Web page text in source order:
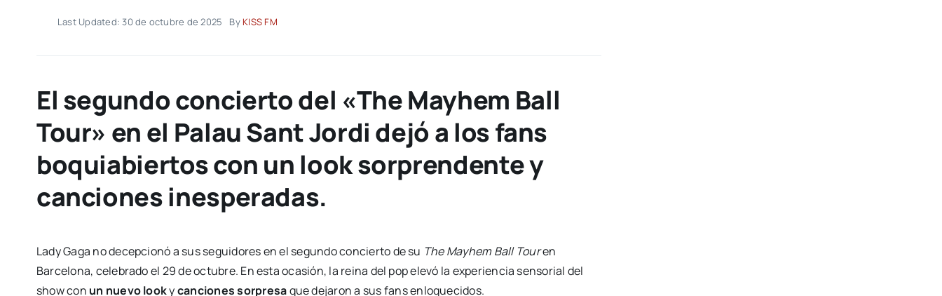
Last Updated: 30 de octubre de 2025 By KISS FM
El segundo concierto del «The Mayhem Ball
Tour» en el Palau Sant Jordi dejó a los fans
boquiabiertos con un look sorprendente y
canciones inesperadas.
Lady Gaga no decepcionó a sus seguidores en el segundo concierto de su The Mayhem Ball Touren
Barcelona, celebrado el 29 de octubre. En esta ocasión, la reina del pop elevó la experiencia sensorial del
show con un nuevo lookycanciones sorpresaque dejaron a sus fans enloquecidos.